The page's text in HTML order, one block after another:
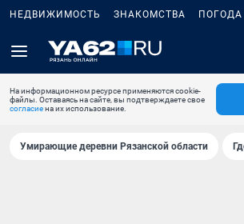
НЕДВИЖИМОСТЬ ЗНАКОМСТВА ПОГОДА
На информационном ресурсе применяются cookie-
файлы. Оставаясь на сайте, вы подтверждаете свое
согласиена их использование.
Умирающие деревни Рязанской области